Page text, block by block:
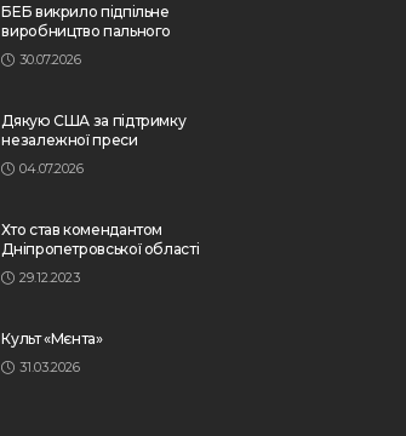
БЕБ викрило підпільне
виробництво пального
30.07.2026
Дякую США за підтримку
незалежної преси
04.07.2026
Хто став комендантом
Дніпропетровської області
29.12.2023
Культ «Мєнта»
31.03.2026